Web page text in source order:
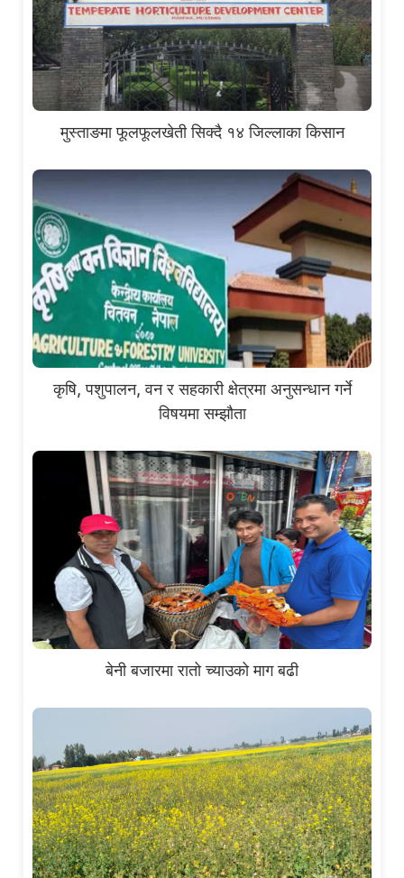
मुस्ताङमा फूलफूलखेती सिक्दै १४ जिल्लाका किसान
कृषि, पशुपालन, वन र सहकारी क्षेत्रमा अनुसन्धान गर्ने
विषयमा सम्झौता
बेनी बजारमा रातो च्याउको माग बढी